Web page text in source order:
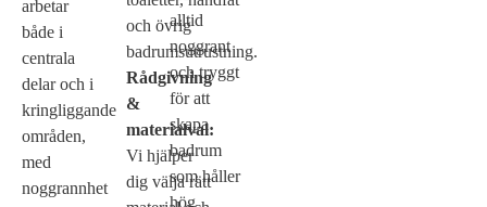
arbetar
både i
centrala
delar och i
kringliggande
områden,
med
noggrannhet
och övrig
badrumsutrustning.
Rådgivning
&
materialval:
Vi hjälper
dig välja rätt
alltid
noggrant
och tryggt
för att
skapa
badrum
som håller
hög